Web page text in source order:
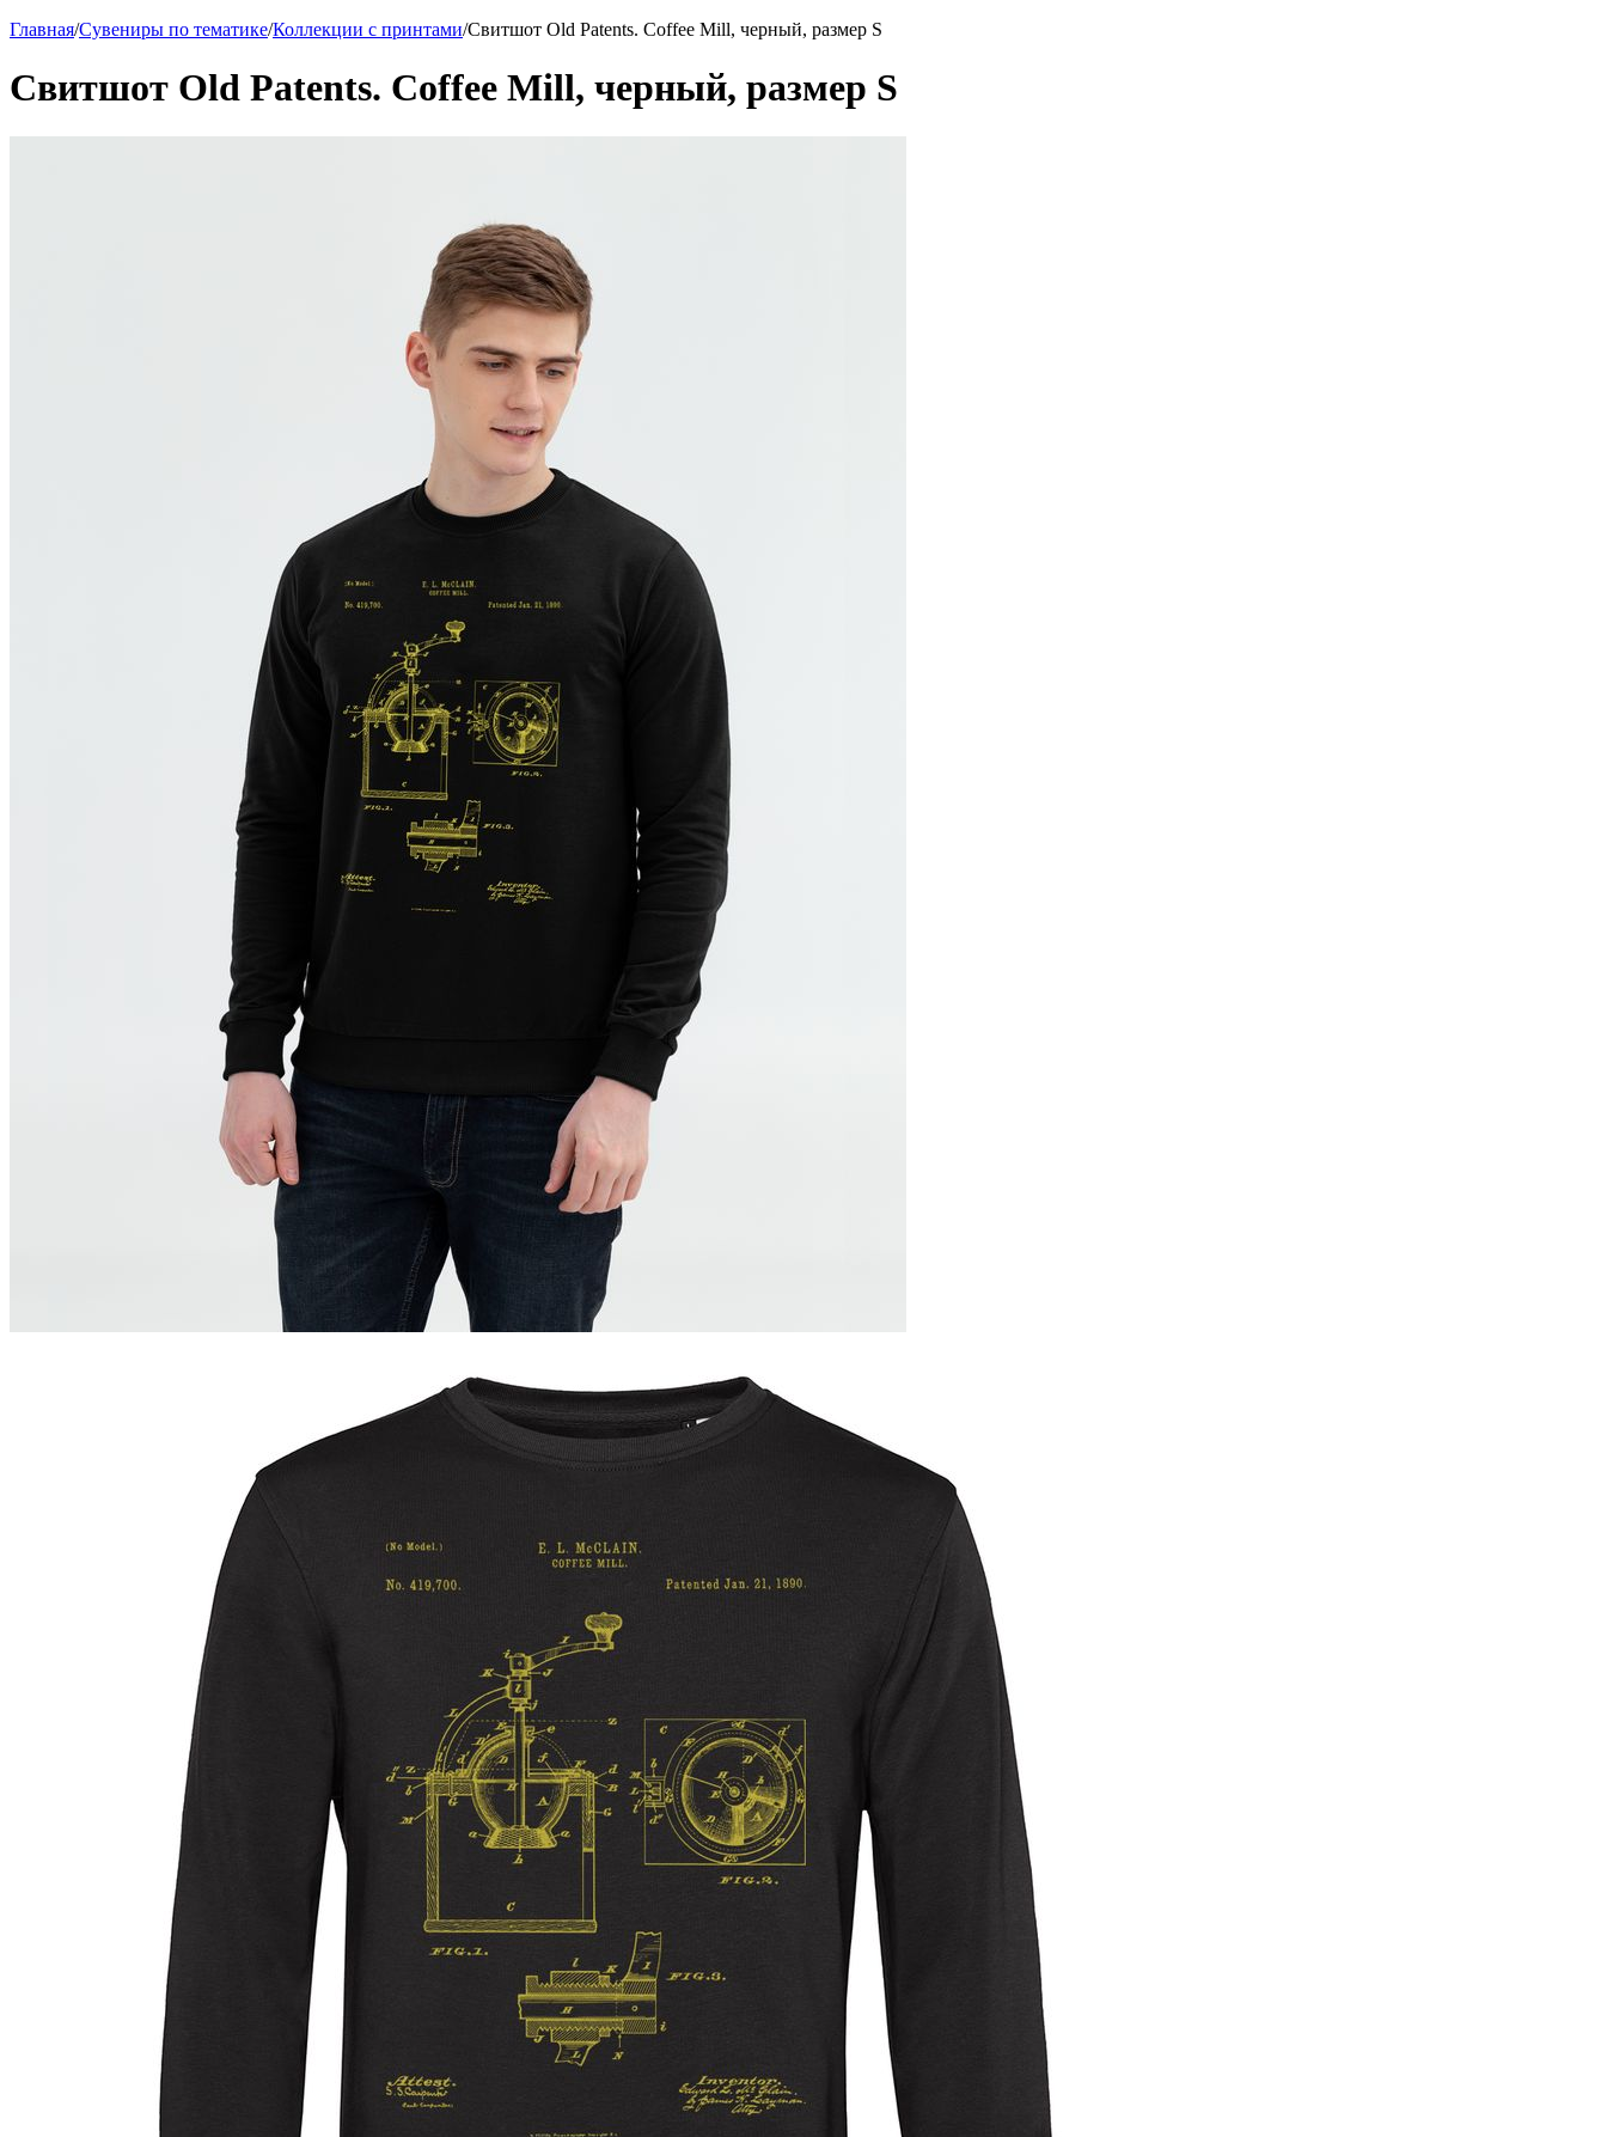
Главная/Сувениры по тематике/Коллекции с принтами/Свитшот Old Patents. Coffee Mill, черный, размер S
Свитшот Old Patents. Coffee Mill, черный, размер S